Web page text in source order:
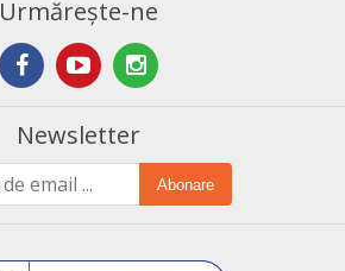
Urmărește-ne
Newsletter
Abonare